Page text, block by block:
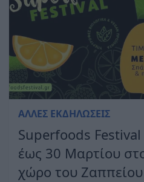
ΆΛΛΕΣ ΕΚΔΗΛΏΣΕΙΣ
Superfoods
έως 30 Μαρτίου
χώρο του Ζαππείου